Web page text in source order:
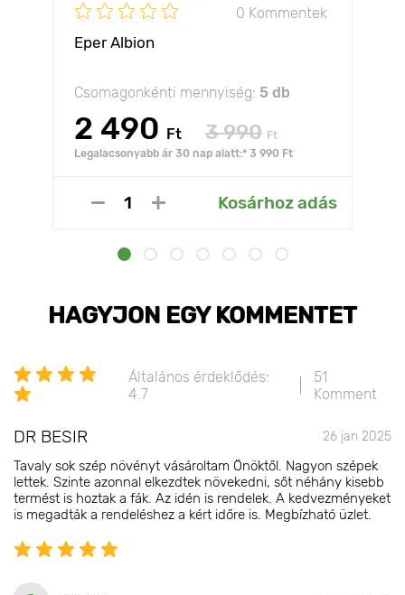
0 Kommentek
Eper Albion
Csomagonkénti mennyiség: 5 db
2 490 Ft 3 990 Ft
Legalacsonyabb ár 30 nap alatt:* 3 990 Ft
Kosárhoz adás
HAGYJON EGY KOMMENTET
Általános érdeklődés:
4.7
51
Komment
DR BESIR 26 jan 2025
Tavaly sok szép növényt vásároltam Önöktől. Nagyon szépek
lettek. Szinte azonnal elkezdtek növekedni, sőt néhány kisebb
termést is hoztak a fák. Az idén is rendelek. A kedvezményeket
is megadták a rendeléshez a kért időre is. Megbízható üzlet.